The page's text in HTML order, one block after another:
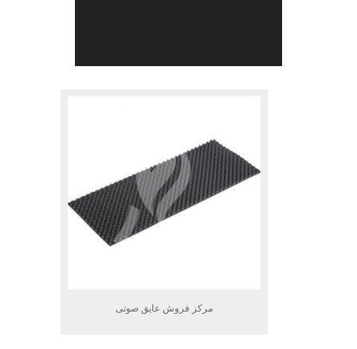
مرکز فروش عایق صوتی